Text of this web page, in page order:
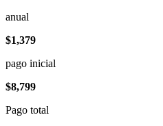
anual
$1,379
pago inicial
$8,799
Pago total